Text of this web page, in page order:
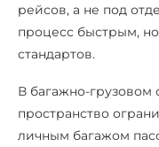
рейсов, а не под
процесс быстрым,
стандартов.
В багажно-грузовом
пространство
личным багажом